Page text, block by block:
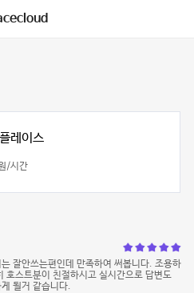
레이스
/시간
잘안쓰는편인데 만족하여 써봅니다. 조용하
호스트분이 친절하시고 실시간으로 답변도
될거 같습니다.